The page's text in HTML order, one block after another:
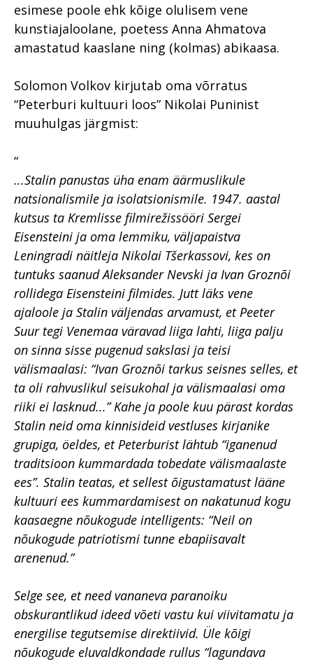
esimese poole ehk kõige olulisem vene
kunstiajaloolane, poetess Anna Ahmatova
amastatud kaaslane ning (kolmas) abikaasa.
Solomon Volkov kirjutab oma võrratus
“Peterburi kultuuri loos” Nikolai Puninist
muuhulgas järgmist:
“
...Stalin panustas üha enam äärmuslikule
natsionalismile ja isolatsionismile. 1947. aastal
kutsus ta Kremlisse filmirežissööri Sergei
Eisensteini ja oma lemmiku, väljapaistva
Leningradi näitleja Nikolai Tšerkassovi, kes on
tuntuks saanud Aleksander Nevski ja Ivan Groznõi
rollidega Eisensteini filmides. Jutt läks vene
ajaloole ja Stalin väljendas arvamust, et Peeter
Suur tegi Venemaa väravad liiga lahti, liiga palju
on sinna sisse pugenud sakslasi ja teisi
välismaalasi: “Ivan Groznõi tarkus seisnes selles, et
ta oli rahvuslikul seisukohal ja välismaalasi oma
riiki ei lasknud...” Kahe ja poole kuu pärast kordas
Stalin neid oma kinnisideid vestluses kirjanike
grupiga, öeldes, et Peterburist lähtub “iganenud
traditsioon kummardada tobedate välismaalaste
ees”. Stalin teatas, et sellest õigustamatust lääne
kultuuri ees kummardamisest on nakatunud kogu
kaasaegne nõukogude intelligents: “Neil on
nõukogude patriotismi tunne ebapiisavalt
arenenud.”
Selge see, et need vananeva paranoiku
obskurantlikud ideed võeti vastu kui viivitamatu ja
energilise tegutsemise direktiivid. Üle kõigi
nõukogude eluvaldkondade rullus “lagundava